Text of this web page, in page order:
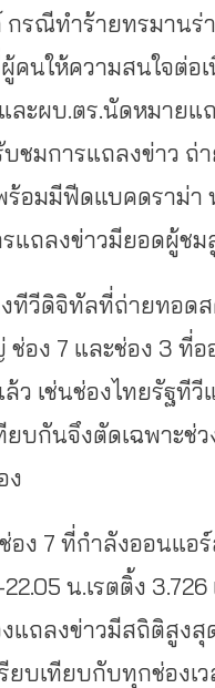
กรณีทำร้ายทรมานร่
นให้ความสนใจต่อ
ละผบ.ตร.นัดหมาย
บชมการแถลงข่าว
อมมีฟีดแบคดราม่า
แถลงข่าวมียอดผู้ช
ทีวีดิจิทัลที่ถ่ายทอด
ช่อง 7 และช่อง 3
ว เช่นช่องไทยรัฐที
บกันจึงตัดเฉพาะช่ว
ง
ง 7 ที่กำลังออนแอร์
น.เรตติ้ง
แถลงข่าวมีสถิติสูง
ยบเทียบกับทุกช่องเ